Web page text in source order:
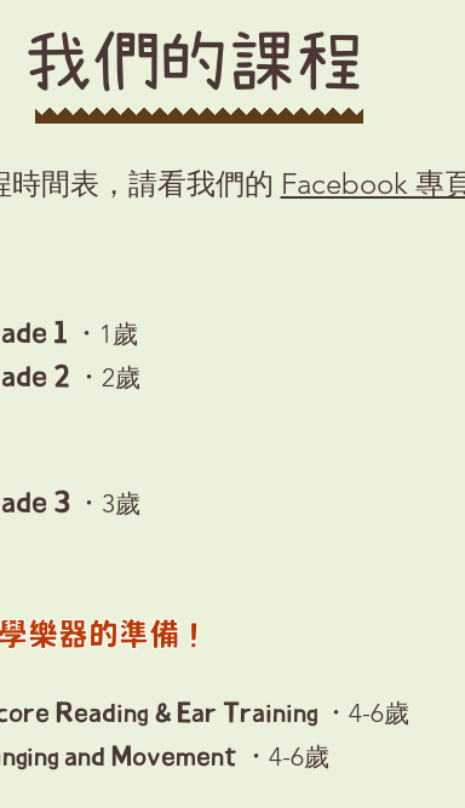
我們的課程
時間表，請看我們的 Facebook 專
1 ． 1歲
2 ． 2歲
3 ． 3歲
樂器的準備！
Reading & Ear Training ． 4-6歲
and Movement ． 4-6歲